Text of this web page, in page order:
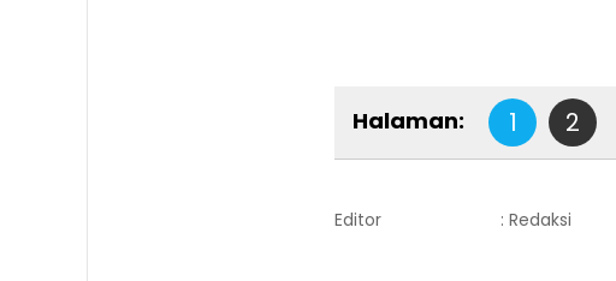
Halaman: 1 2
Editor : Redaksi